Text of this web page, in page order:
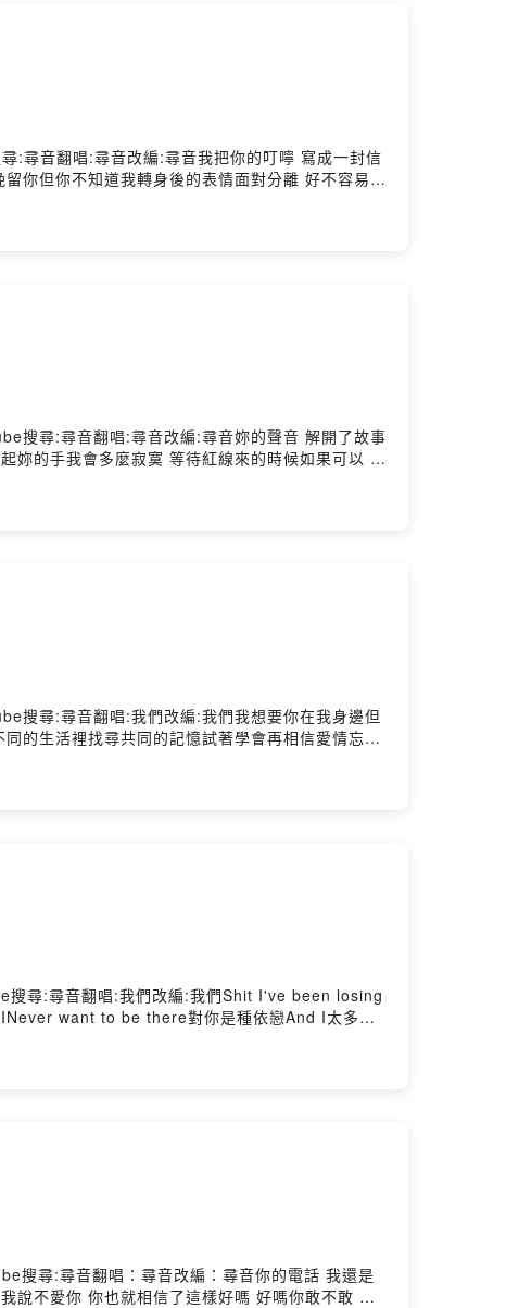
音翻唱:尋音改編:尋音我把你的叮嚀 寫成一封信
你但你不知道我轉身後的表情面對分離 好不容易我
好美麗旋律希望在你寂寞時安撫你都怪我無能為力
尋:尋音翻唱:尋音改編:尋音妳的聲音 解開了故事
妳的手我會多麼寂寞 等待紅線來的時候如果可以 我
不想防備愛了 就愛了 只刻在我們淚光的約定 火開
尋:尋音翻唱:我們改編:我們我想要你在我身邊但
的生活裡找尋共同的記憶試著學會再相信愛情忘記
膀這次沒濕透我戴著耳機躲避著不同世界的人群再
尋:尋音翻唱:我們改編:我們Shit I've been losing
want to be there對你是種依戀And I太多情
Hosting
尋:尋音翻唱：尋音改編：尋音你的電話 我還是
說不愛你 你也就相信了這樣好嗎 好嗎你敢不敢 承